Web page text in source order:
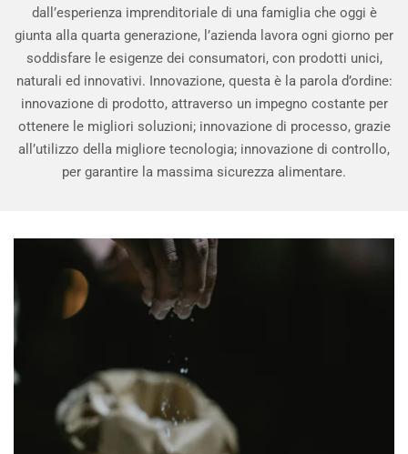
dall’esperienza imprenditoriale di una famiglia che oggi è
giunta alla quarta generazione, l’azienda lavora ogni giorno per
soddisfare le esigenze dei consumatori, con prodotti unici,
naturali ed innovativi. Innovazione, questa è la parola d’ordine:
innovazione di prodotto, attraverso un impegno costante per
ottenere le migliori soluzioni; innovazione di processo, grazie
all’utilizzo della migliore tecnologia; innovazione di controllo,
per garantire la massima sicurezza alimentare.